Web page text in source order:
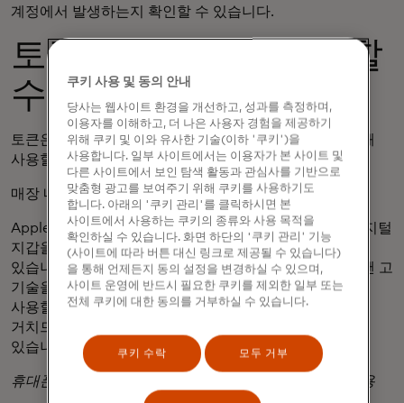
계정에서 발생하는지 확인할 수 있습니다.
토큰화는 어디에 사용할
수 있나요?
토큰은 매장, 인앱, 온라인에서 안전한 디지털 거래를 위해
사용할 수 있습니다.
매장 내에서 휴대폰 또는 시계 사용
Apple Pay, Samsung Pay 또는 Google Pay와 같은 디지털
지갑을 사용하면 결제 시 안전한 비접촉 결제를 할 수
있습니다. 이 디지털 지갑은 비접촉식 카드와 동일한 탭 앤 고
기술을 사용하며 비접촉식 카드가 허용되는 모든 곳에서
사용할 수 있고, 탭하기 전에 디바이스에서 본인 인증을
거치므로 더 높은 금액의 구매가 가능하다는 이점이
있습니다.
휴대폰, 태블릿 또는 노트북을 사용한 온라인 및 인앱 사용
쿠키 사용 및 동의 안내
당사는 웹사이트 환경을 개선하고, 성과를 측정하며,
이용자를 이해하고, 더 나은 사용자 경험을 제공하기
위해 쿠키 및 이와 유사한 기술(이하 '쿠키')을
사용합니다. 일부 사이트에서는 이용자가 본 사이트 및
다른 사이트에서 보인 탐색 활동과 관심사를 기반으로
맞춤형 광고를 보여주기 위해 쿠키를 사용하기도
합니다. 아래의 '쿠키 관리'를 클릭하시면 본
사이트에서 사용하는 쿠키의 종류와 사용 목적을
확인하실 수 있습니다. 화면 하단의 '쿠키 관리' 기능
(사이트에 따라 버튼 대신 링크로 제공될 수 있습니다)
을 통해 언제든지 동의 설정을 변경하실 수 있으며,
사이트 운영에 반드시 필요한 쿠키를 제외한 일부 또는
전체 쿠키에 대한 동의를 거부하실 수 있습니다.
쿠키 수락 모두 거부